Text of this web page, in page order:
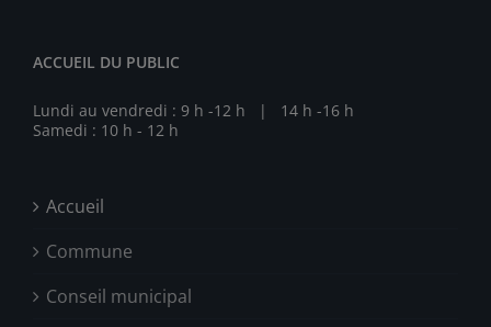
ACCUEIL DU PUBLIC
Lundi au vendredi : 9 h -12 h | 14 h -16 h
Samedi : 10 h - 12 h
Accueil
Commune
Conseil municipal